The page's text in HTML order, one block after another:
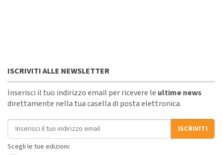
ISCRIVITI ALLE NEWSLETTER
Inserisci il tuo indirizzo email per ricevere le ultime news
direttamente nella tua casella di posta elettronica.
Indirizzo email
ISCRIVITI
Scegli le tue edizioni: